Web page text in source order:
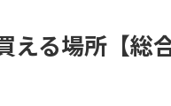
える場所【総